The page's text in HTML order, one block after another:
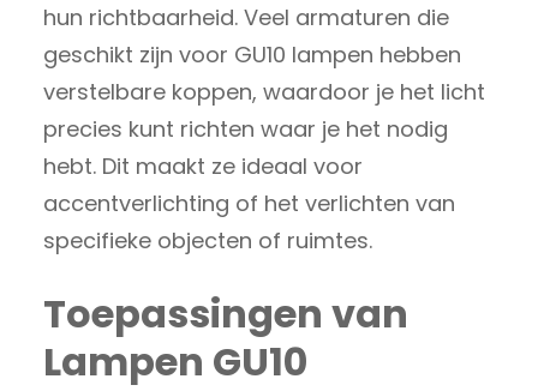
hun richtbaarheid. Veel armaturen die
geschikt zijn voor GU10 lampen hebben
verstelbare koppen, waardoor je het licht
precies kunt richten waar je het nodig
hebt. Dit maakt ze ideaal voor
accentverlichting of het verlichten van
specifieke objecten of ruimtes.
Toepassingen van
Lampen GU10